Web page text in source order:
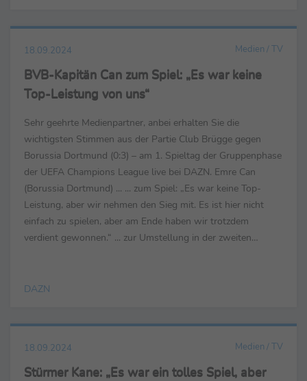
18.09.2024 Medien / TV
BVB-Kapitän Can zum Spiel: „Es war keine
Top-Leistung von uns“
Sehr geehrte Medienpartner, anbei erhalten Sie die
wichtigsten Stimmen aus der Partie Club Brügge gegen
Borussia Dortmund (0:3) – am 1. Spieltag der Gruppenphase
der UEFA Champions League live bei DAZN. Emre Can
(Borussia Dortmund) ... ... zum Spiel: „Es war keine Top-
Leistung, aber wir nehmen den Sieg mit. Es ist hier nicht
einfach zu spielen, aber am Ende haben wir trotzdem
verdient gewonnen.“ ... zur Umstellung in der zweiten
DAZN
18.09.2024 Medien / TV
Stürmer Kane: „Es war ein tolles Spiel, aber